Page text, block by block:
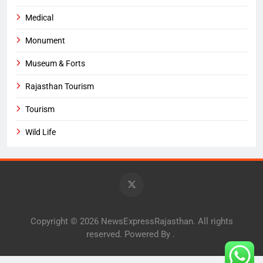
Medical
Monument
Museum & Forts
Rajasthan Tourism
Tourism
Wild Life
Copyright © 2026 NewsExpressRajasthan. All rights
reserved. Powered By .